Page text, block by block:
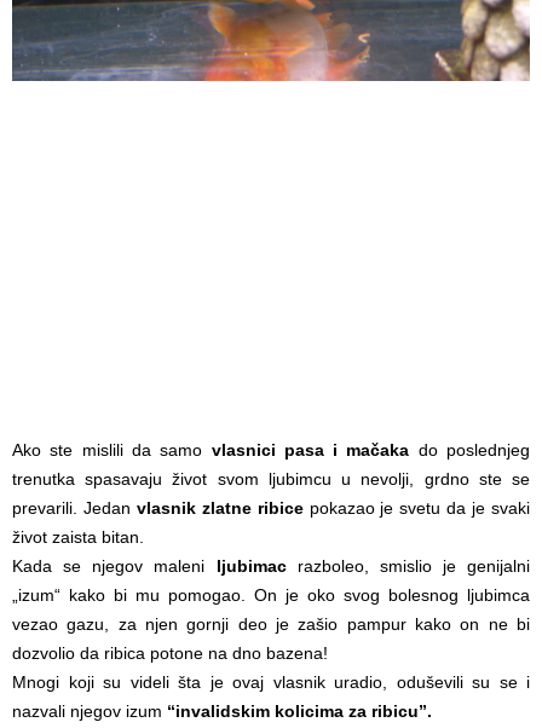
Ako ste mislili da samo vlasnici pasa i mačaka do poslednjeg
trenutka spasavaju život svom ljubimcu u nevolji, grdno ste se
prevarili. Jedan vlasnik zlatne ribicepokazao je svetu da je svaki
život zaista bitan.
Kada se njegov maleni ljubimacrazboleo, smislio je genijalni
„izum“ kako bi mu pomogao. On je oko svog bolesnog ljubimca
vezao gazu, za njen gornji deo je zašio pampur kako on ne bi
dozvolio da ribica potone na dno bazena!
Mnogi koji su videli šta je ovaj vlasnik uradio, oduševili su se i
nazvali njegov izum “invalidskim kolicima za ribicu”.